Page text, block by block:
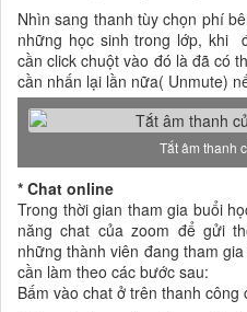
Nhìn sang thanh tùy chọn phí
những học sinh trong lớp, khi
cần click chuột vào đó là đã có
cần nhấn lại lần nữa( Unmute)
Tắt âm thanh
* Chat online
Trong thời gian tham gia buổi
năng chat của zoom để gửi
những thành viên đang tham
cần làm theo các bước sau:
Bấm vào chat ở trên thanh công